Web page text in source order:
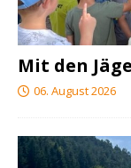
Mit den
06. August 2026